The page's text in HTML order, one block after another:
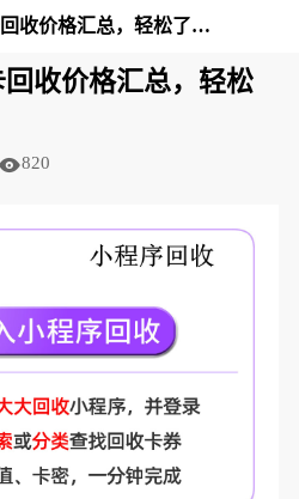
2025年美团礼品卡回收价格汇总，轻松了解市场行情！-京大大回收
收价格汇总，轻松
820